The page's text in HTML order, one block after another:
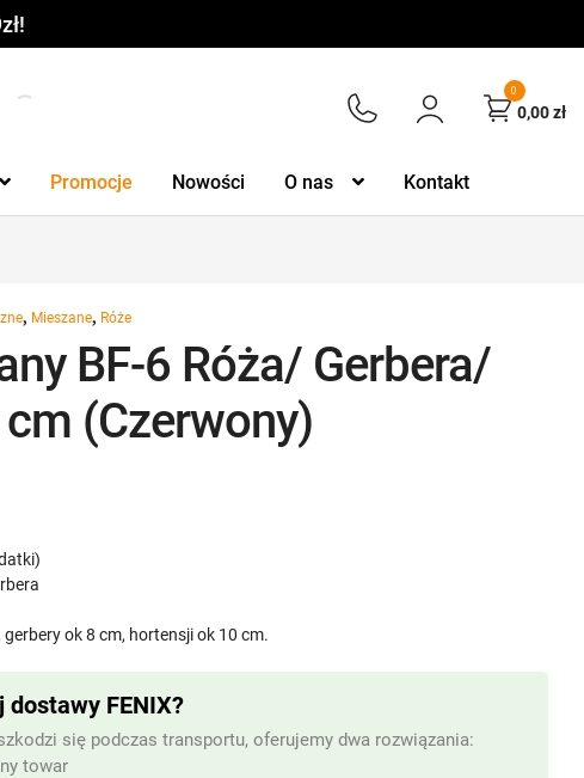
0
0,00zł
Promocje Nowości O nas Kontakt
, Mieszane, Róże
BF-6 Róża/ Gerbera/
(Czerwony)
ok 8 cm, hortensji ok 10 cm.
dostawy FENIX?
się podczas transportu, oferujemy dwa rozwiązania:
towar